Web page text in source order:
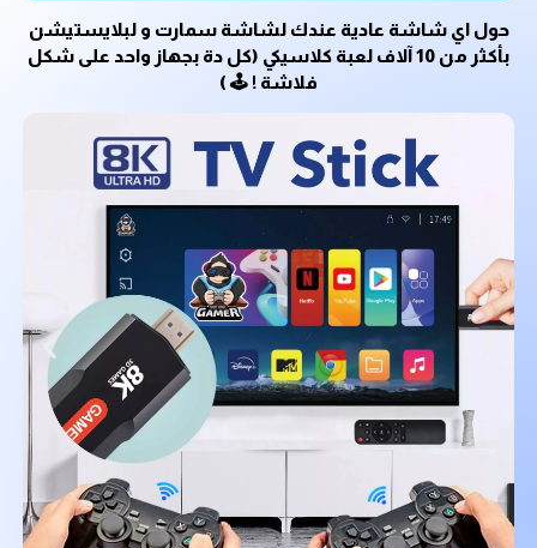
حول اي شاشة عادية عندك لشاشة سمارت و لبلايستيشن
بأكثر من 10 آلاف لعبة كلاسيكي (كل دة بجهاز واحد على شكل
فلاشة ! 🕹 )